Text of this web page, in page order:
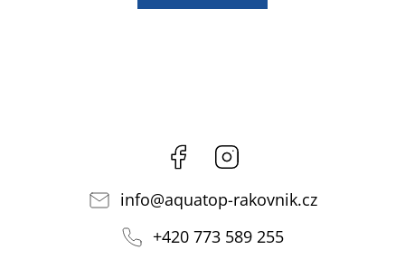
Facebook
info@aquatop-rakovnik.cz
+420 773 589 255